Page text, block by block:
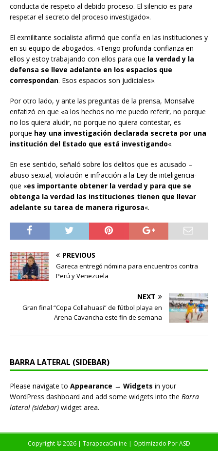
conducta de respeto al debido proceso. El silencio es para
respetar el secreto del proceso investigado».
El exmilitante socialista afirmó que confía en las instituciones y
en su equipo de abogados. «Tengo profunda confianza en
ellos y estoy trabajando con ellos para que la verdad y la
defensa se lleve adelante en los espacios que
correspondan. Esos espacios son judiciales».
Por otro lado, y ante las preguntas de la prensa, Monsalve
enfatizó en que «a los hechos no me puedo referir, no porque
no los quiera aludir, no porque no quiera contestar, es
porque hay una investigación declarada secreta por una
institución del Estado que está investigando«.
En ese sentido, señaló sobre los delitos que es acusado –
abuso sexual, violación e infracción a la Ley de inteligencia-
que «es importante obtener la verdad y para que se
obtenga la verdad las instituciones tienen que llevar
adelante su tarea de manera rigurosa«.
PREVIOUS
Gareca entregó nómina para encuentros contra
Perú y Venezuela
NEXT
Gran final “Copa Collahuasi” de fútbol playa en
Arena Cavancha este fin de semana
BARRA LATERAL (SIDEBAR)
Please navigate to Appearance → Widgets in your
WordPress dashboard and add some widgets into the Barra
lateral (sidebar) widget area.
Copyright © 2026 | TarapacaOnline | Optimizado PorASD